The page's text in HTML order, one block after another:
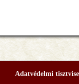
Adatvédelmi